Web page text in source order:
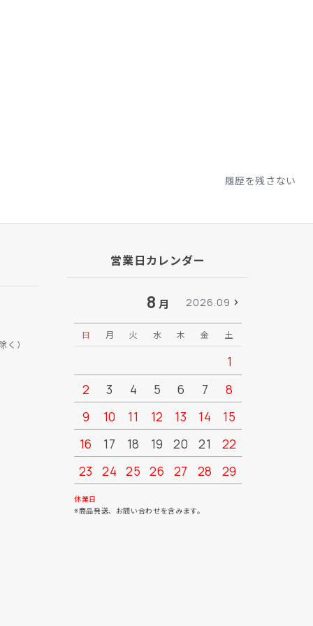
履歴を残さない
く）
営業日カレンダー
8 月 2026.09
日 月 火 水 木 金 土
1
2
3 4 5 6 7
8
9
10 11 12 13 14
15
16
17 18 19 20 21
22
23
24 25 26 27 28
29
30
休業日
※商品発送、お問い合わせを含みます。